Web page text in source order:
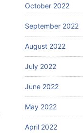
October 2022
September 2022
August 2022
July 2022
June 2022
May 2022
April 2022